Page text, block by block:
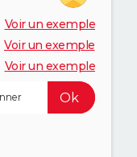
Voir un exemple
Voir un exemple
Voir un exemple